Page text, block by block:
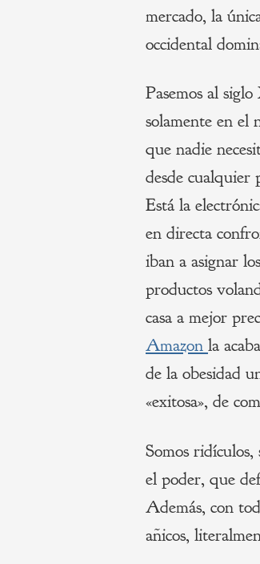
mercado, la
occidental
Pasemos al
solamente en el
que nadie
desde
Está la
en directa
iban a asignar
productos
casa a mejor
Amazon la
de la obesidad
«exitosa», de
Somos
el poder, que
Además, con
añicos,